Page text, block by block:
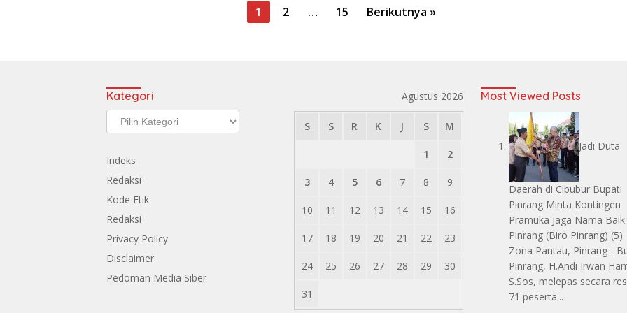
1 2 … 15 Berikutnya »
Kategori
Kategori
Indeks
Redaksi
Kode Etik
Redaksi
Privacy Policy
Disclaimer
Pedoman Media Siber
Agustus 2026
S S R K J S M
1 2
3 4 5 6 7 8 9
10 11 12 13 14 15 16
17 18 19 20 21 22 23
24 25 26 27 28 29 30
31
Most Viewed Posts
Jadi Duta
Daerah di Cibubur Bupati
Pinrang Minta Kontingen
Pramuka Jaga Nama Baik
Pinrang (Biro Pinrang) (5)
Zona Pantau, Pinrang -
Pinrang, H.Andi Irwan
S.Sos, melepas secara
71 peserta...